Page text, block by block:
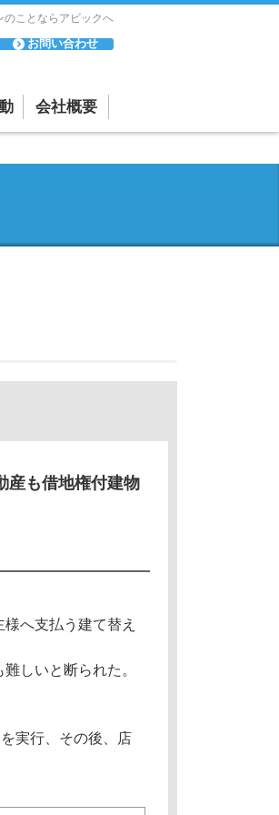
のことならアビックへ
お問い合わせ
会社概要
産も借地権付建物
へ支払う建て替え
しいと断られた。
実行、その後、店